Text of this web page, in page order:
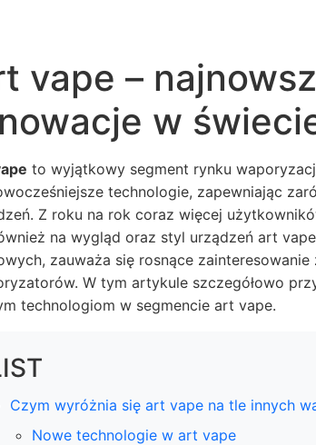
vape –
w
to wyjątkowy segment rynku
technologie, zapewniając
Z roku na rok coraz więcej
na wygląd oraz styl urządzeń art
zauważa się rosnące
W tym artykule szczegółowo
technologiom w segmencie art vape.
Czym wyróżnia się art vape na tle innych
Nowe technologie w art vape